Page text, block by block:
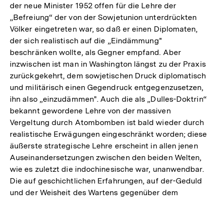
der neue Minister 1952 offen für die Lehre der
„Befreiung“ der von der Sowjetunion unterdrückten
Völker eingetreten war, so daß er einen Diplomaten,
der sich realistisch auf die „Eindämmung"
beschränken wollte, als Gegner empfand. Aber
inzwischen ist man in Washington längst zu der Praxis
zurückgekehrt, dem sowjetischen Druck diplomatisch
und militärisch einen Gegendruck entgegenzusetzen,
ihn also „einzudämmen". Auch die als „Dulles-Doktrin“
bekannt gewordene Lehre von der massiven
Vergeltung durch Atombomben ist bald wieder durch
realistische Erwägungen eingeschränkt worden; diese
äußerste strategische Lehre erscheint in allen jenen
Auseinandersetzungen zwischen den beiden Welten,
wie es zuletzt die indochinesische war, unanwendbar.
Die auf geschichtlichen Erfahrungen, auf der-Geduld
und der Weisheit des Wartens gegenüber dem